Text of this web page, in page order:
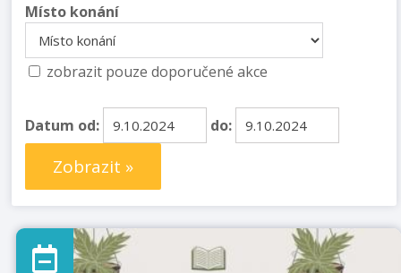
Místo konání
zobrazit pouze doporučené akce
Datum od: do:
Zobrazit »